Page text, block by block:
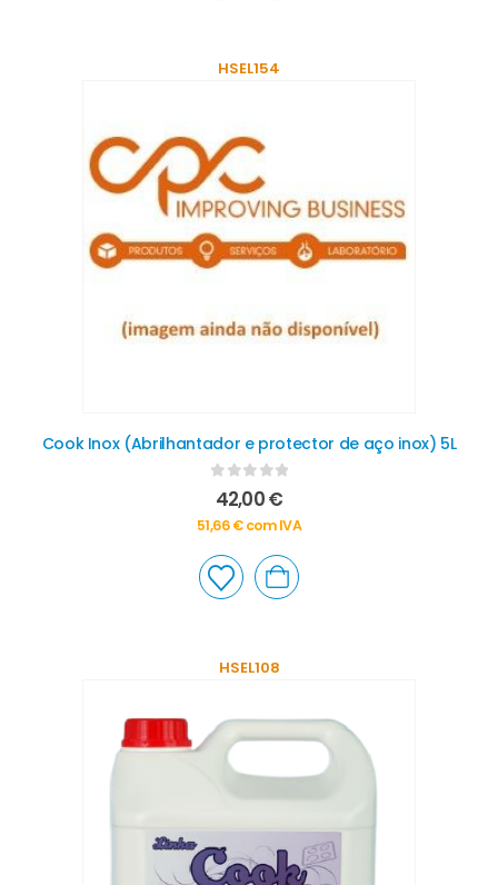
HSEL154
Cook Inox (Abrilhantador e protector de aço inox) 5L
out of 5
42,00€
51,66€com IVA
HSEL108